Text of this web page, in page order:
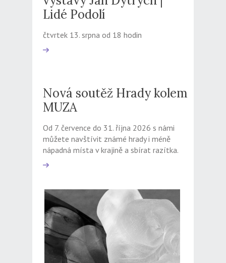
Lidé Podolí
čtvrtek 13. srpna od 18 hodin
Nová soutěž Hrady kolem
MUZA
Od 7. července do 31. října 2026 s námi
můžete navštívit známé hrady i méně
nápadná místa v krajině a sbírat razítka.